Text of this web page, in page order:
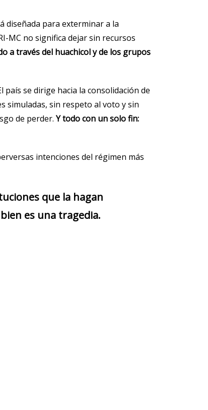
diseñada para exterminar a la
MC no significa dejar sin recursos
a través del huachicol y de los grupos
país se dirige hacia la consolidación de
simuladas, sin respeto al voto y sin
de perder. Y todo con un solo fin:
intenciones del régimen más
que la hagan
es una tragedia.